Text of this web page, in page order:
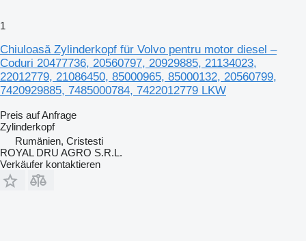
1
Chiuloasă Zylinderkopf für Volvo pentru motor diesel –
Coduri 20477736, 20560797, 20929885, 21134023,
22012779, 21086450, 85000965, 85000132, 20560799,
7420929885, 7485000784, 7422012779 LKW
Preis auf Anfrage
Zylinderkopf
Rumänien, Cristesti
ROYAL DRU AGRO S.R.L.
Verkäufer kontaktieren